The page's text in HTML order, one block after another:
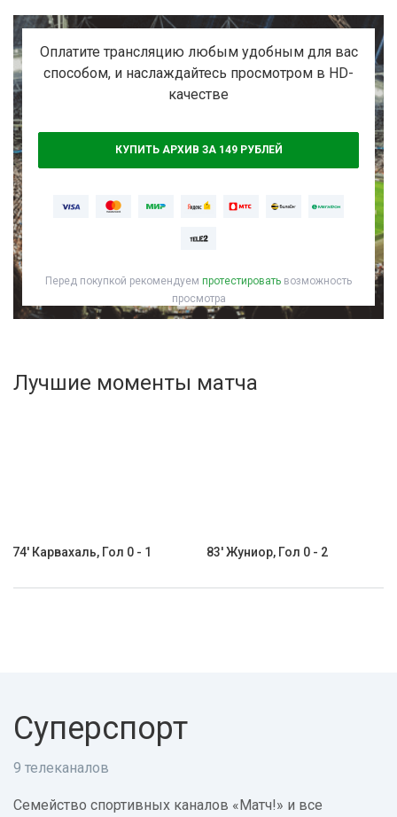
Активировать промокод
Оплатите трансляцию любым удобным для вас
способом, и наслаждайтесь просмотром в HD-
качестве
КУПИТЬ АРХИВ ЗА 149 РУБЛЕЙ
Перед покупкой рекомендуем протестировать возможность
просмотра
Лучшие моменты матча
74' Карвахаль, Гол 0 - 1 83' Жуниор, Гол 0 - 2
Суперспорт
9 телеканалов
Семейство спортивных каналов «Матч!» и все